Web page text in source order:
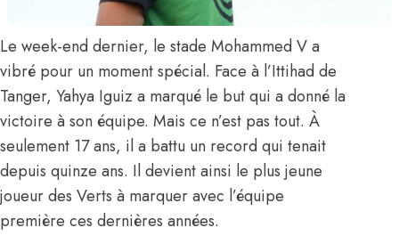
Le week-end dernier, le stade Mohammed V a
vibré pour un moment spécial. Face à l’Ittihad de
Tanger, Yahya Iguiz a marqué le but qui a donné la
victoire à son équipe. Mais ce n’est pas tout. À
seulement 17 ans, il a battu un record qui tenait
depuis quinze ans. Il devient ainsi le plus jeune
joueur des Verts à marquer avec l’équipe
première ces dernières années.